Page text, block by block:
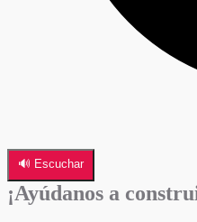
🔊 Escuchar
¡Ayúdanos a